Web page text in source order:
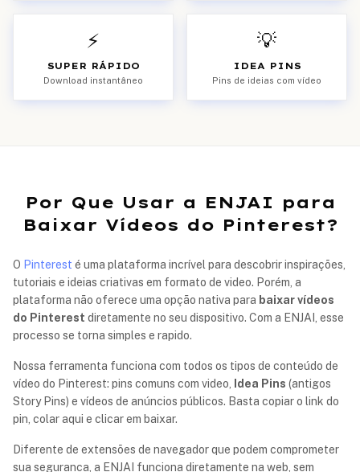
⚡
SUPER RÁPIDO
Download instantâneo
💡
IDEA PINS
Pins de ideias com vídeo
Por Que Usar a ENJAI para
Baixar Vídeos do Pinterest?
O Pinterest é uma plataforma incrível para descobrir inspirações,
tutoriais e ideias criativas em formato de video. Porém, a
plataforma não oferece uma opção nativa para baixar vídeos
do Pinterest diretamente no seu dispositivo. Com a ENJAI, esse
processo se torna simples e rapido.
Nossa ferramenta funciona com todos os tipos de conteúdo de
vídeo do Pinterest: pins comuns com video,
Idea Pins (antigos
Story Pins) e vídeos de anúncios públicos. Basta copiar o link do
pin, colar aqui e clicar em baixar.
Diferente de extensões de navegador que podem comprometer
sua seguranca, a ENJAI funciona diretamente na web, sem